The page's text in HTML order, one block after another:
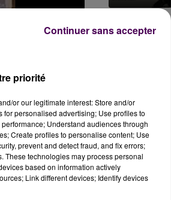
dans
ENRIQUE IGLESIAS
Duele El
Corazon
priorité
or our legitimate interest: Store and/or
personalised advertising; Use profiles to
Understand audiences through
Create profiles to personalise content; Use
prevent and detect fraud, and fix errors;
These technologies may process personal
based on information actively
Link different devices; Identify devices
Continuer sans accepter